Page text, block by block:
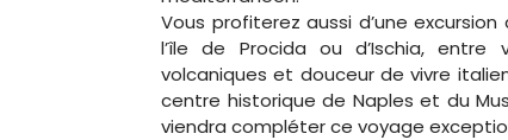
Vous profiterez aussi d’une
l’île de Procida ou d’Ischia, entre
volcaniques et douceur de vivre
centre historique de Naples et du
viendra compléter ce voyage